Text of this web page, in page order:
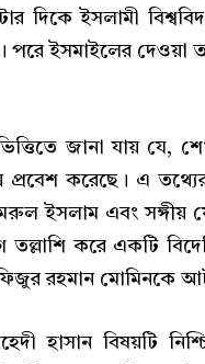
ইসলামী
ইসমাইলের দেওয়া
জানা যায় যে,
প্রবেশ করেছে। এ
ইসলাম এবং সঙ্গীয়
করে একটি
রহমান মোমিনকে
হাসান বিষয়টি